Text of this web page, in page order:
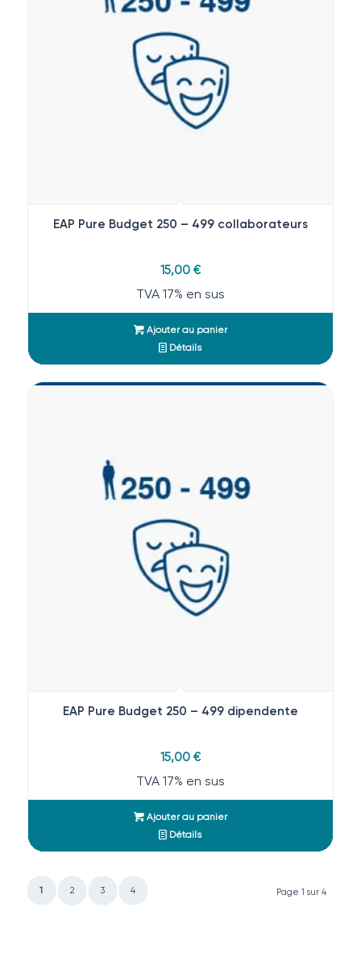
EAP Pure Budget 250 – 499 collaborateurs
15,00 €
TVA 17% en sus
Ajouter au panier
Détails
EAP Pure Budget 250 – 499 dipendente
15,00 €
TVA 17% en sus
Ajouter au panier
Détails
Page 1 sur 4
1 2 3 4